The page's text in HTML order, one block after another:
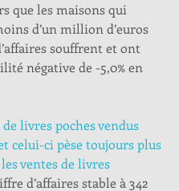
que les maisons qui
d’un million d’euros
souffrent et ont
négative de -5,0% en
livres poches vendus
celui-ci pèse toujours plus
ventes de livres
d’affaires stable à 342